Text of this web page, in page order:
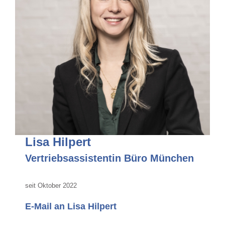
Lisa Hilpert
Vertriebsassistentin Büro München
seit Oktober 2022
E-Mail an Lisa Hilpert